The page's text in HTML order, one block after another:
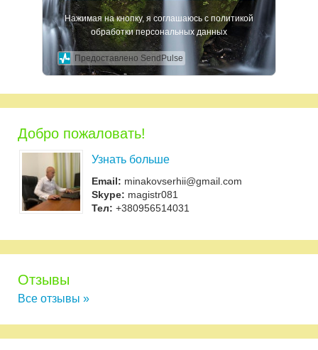
Нажимая на кнопку, я соглашаюсь с политикой
обработки персональных данных
Предоставлено SendPulse
Добро пожаловать!
Узнать больше
Email: minakovserhii@gmail.com
Skype: magistr081
Тел: +380956514031
Отзывы
Все отзывы »